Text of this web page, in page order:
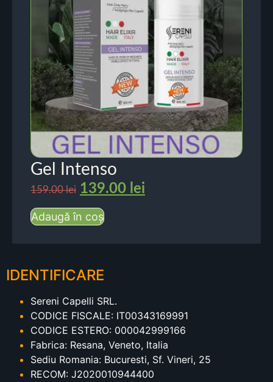
Gel Intenso
159.00lei 139.00 lei
Adaugă în coș
IDENTIFICARE
Sereni Capelli SRL.
CODICE FISCALE: IT00343169991
CODICE ESTERO: 000042999166
Fabrica: Resana, Veneto, Italia
Sediu Romania: Bucuresti, Sf. Vineri, 25
RECOM: J2020010944400